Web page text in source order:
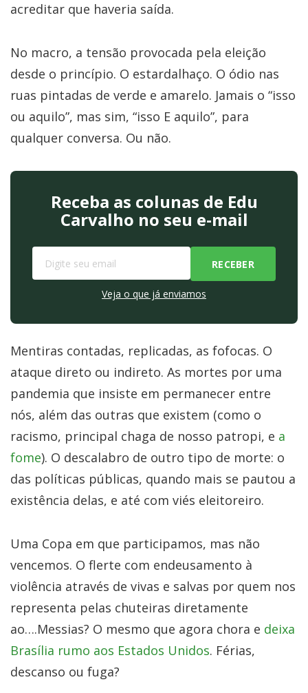
acreditar que haveria saída.
No macro, a tensão provocada pela eleição
desde o princípio. O estardalhaço. O ódio nas
ruas pintadas de verde e amarelo. Jamais o “isso
ou aquilo”, mas sim, “isso E aquilo”, para
qualquer conversa. Ou não.
Receba as colunas de Edu
Carvalho no seu e-mail
Veja o que já enviamos
Mentiras contadas, replicadas, as fofocas. O
ataque direto ou indireto. As mortes por uma
pandemia que insiste em permanecer entre
nós, além das outras que existem (como o
racismo, principal chaga de nosso patropi, e a
fome). O descalabro de outro tipo de morte: o
das políticas públicas, quando mais se pautou a
existência delas, e até com viés eleitoreiro.
Uma Copa em que participamos, mas não
vencemos. O flerte com endeusamento à
violência através de vivas e salvas por quem nos
representa pelas chuteiras diretamente
ao….Messias? O mesmo que agora chora e deixa
Brasília rumo aos Estados Unidos. Férias,
descanso ou fuga?